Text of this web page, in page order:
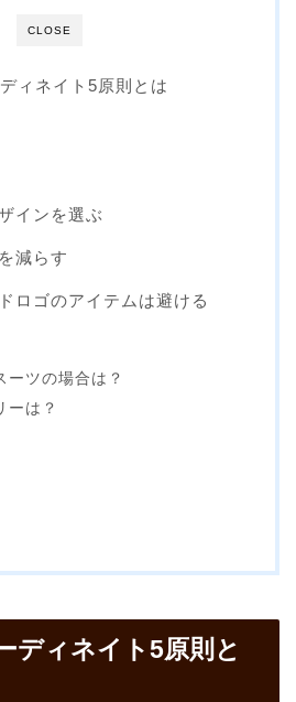
CLOSE
ィネイト5原則とは
インを選ぶ
減らす
ロゴのアイテムは避ける
ーツの場合は？
ーは？
ディネイト5原則と